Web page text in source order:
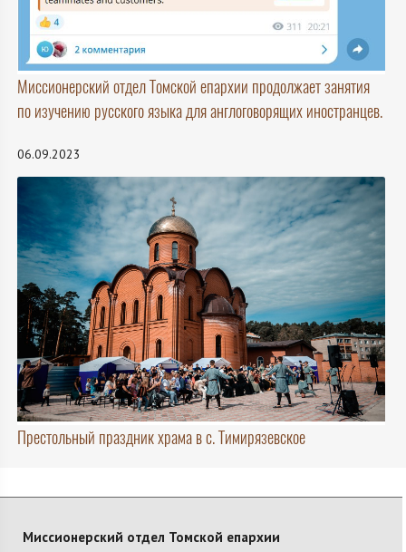
Миссионерский отдел Томской епархии продолжает занятия
по изучению русского языка для англоговорящих иностранцев.
06.09.2023
Престольный праздник храма в с. Тимирязевское
Миссионерский отдел Томской епархии